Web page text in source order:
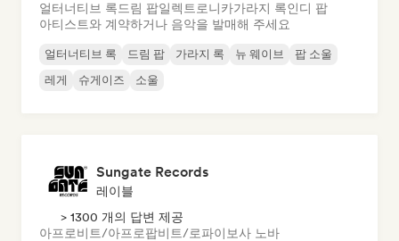
얼터너티브 록드림 팝일렉트로니카가라지 록인디 팝
아티스트와 계약하거나 음악을 발매해 주세요
얼터너티브 록 드림 팝 가라지 록 뉴 웨이브
팝 소울
레게
슈게이즈 소울
Sungate Records
레이블
> 1300 개의 답변 제공
아프로비트/아프로팝비트/로파이 보사 노바